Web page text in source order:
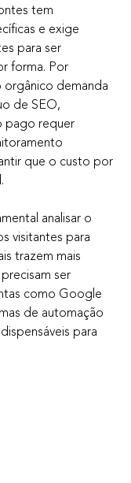
tem
e exige
para ser
forma. Por
demanda
de SEO,
pago requer
que o custo por
analisar o
visitantes para
trazem mais
ser
como Google
de automação
para